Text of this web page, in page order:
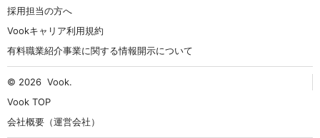
採用担当の方へ
Vookキャリア利用規約
有料職業紹介事業に関する情報開示について
© 2026 Vook.
Vook TOP
会社概要（運営会社）